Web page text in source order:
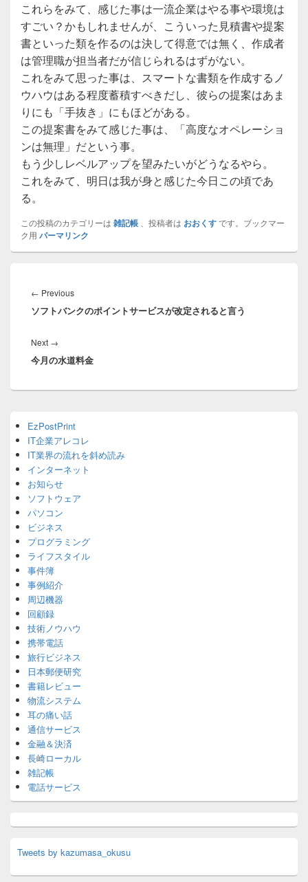
これらをみて、感じた事は一流企業はやる事や環境は
すごい？かもしれませんが、こういった見積書や提案
書といった類を作るのは決して得意では無く、作成者
は管理職が担当者だが信じられるはずがない。
これをみて思った事は、スマートな書類を作成するノ
ウハウはある程度蓄積すべきだし、彼らの提案はあま
りにも「手抜き」にもほどがある。
この提案書をみて感じた事は、「高度なオペレーショ
ンは無理」だという事。
もう少しレベルアップを望みたいがどうなるやら。
これをみて、明日は我が身と感じた今日この頃であ
る。
この投稿のカテゴリーは 雑記帳 、投稿者は おおくすです。ブックマー
ク用 パーマリンク
稿
ナ
ゲ
ー
シ
← PreviousPrevious
post:
ソフトバンクのポイントサービスが改定されると言う
Next →
post:
今月の水道料金
Sidebar
Widget
Area
EzPostPrint
IT企業アレコレ
IT業界の流れを斜め読み
インターネット
お知らせ
ソフトウェア
パソコン
ビジネス
プログラミング
ライフスタイル
事件簿
事例紹介
周辺機器
回顧録
技術ノウハウ
携帯電話
旅行ビジネス
日本郵便研究
書籍レビュー
物流システム
耳の痛い話
通信サービス
金融＆決済
長崎ローカル
雑記帳
電話サービス
Tweets by kazumasa_okusu